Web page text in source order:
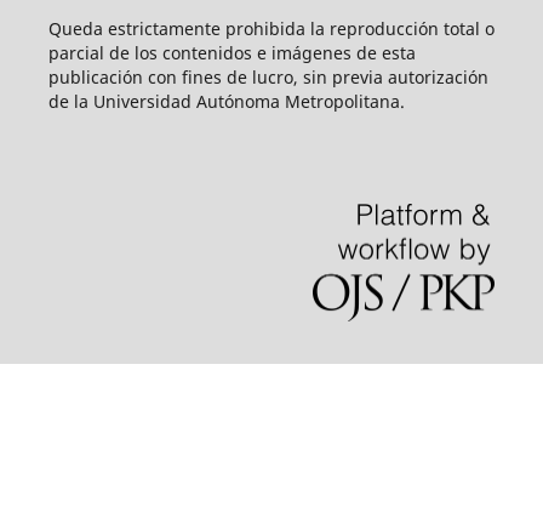
Queda estrictamente prohibida la reproducción total o
parcial de los contenidos e imágenes de esta
publicación con fines de lucro, sin previa autorización
de la Universidad Autónoma Metropolitana.